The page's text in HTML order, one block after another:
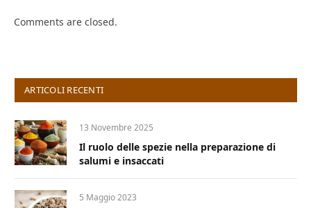
Comments are closed.
ARTICOLI RECENTI
13 Novembre 2025
Il ruolo delle spezie nella preparazione di
salumi e insaccati
5 Maggio 2023